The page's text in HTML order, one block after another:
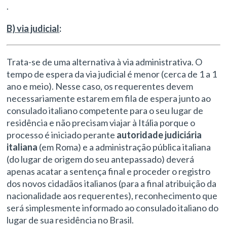
.
B) via judicial:
Trata-se de uma alternativa à via administrativa. O
tempo de espera da via judicial é menor (cerca de 1 a 1
ano e meio). Nesse caso, os requerentes devem
necessariamente estarem em fila de espera junto ao
consulado italiano competente para o seu lugar de
residência e não precisam viajar à Itália porque o
processo é iniciado perante autoridade judiciária
italiana (em Roma) e a administração pública italiana
(do lugar de origem do seu antepassado) deverá
apenas acatar a sentença final e proceder o registro
dos novos cidadãos italianos (para a final atribuição da
nacionalidade aos requerentes), reconhecimento que
será simplesmente informado ao consulado italiano do
lugar de sua residência no Brasil.